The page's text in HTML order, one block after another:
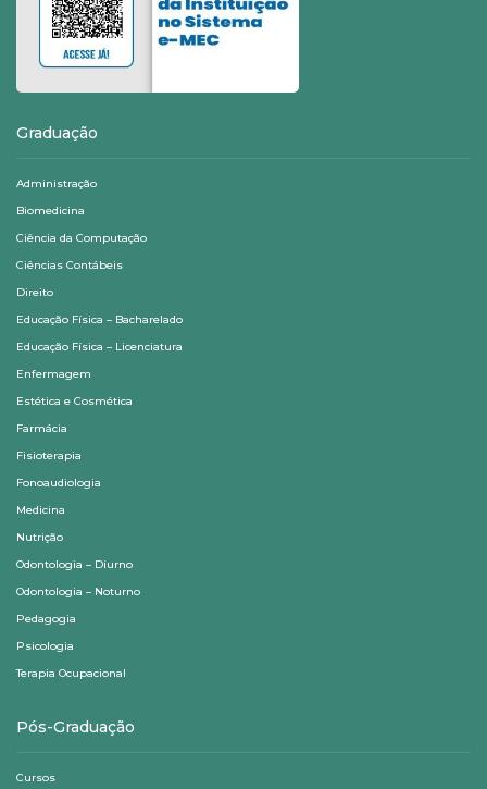
Graduação
Administração
Biomedicina
Ciência da Computação
Ciências Contábeis
Direito
Educação Física – Bacharelado
Educação Física – Licenciatura
Enfermagem
Estética e Cosmética
Farmácia
Fisioterapia
Fonoaudiologia
Medicina
Nutrição
Odontologia – Diurno
Odontologia – Noturno
Pedagogia
Psicologia
Terapia Ocupacional
Pós-Graduação
Cursos